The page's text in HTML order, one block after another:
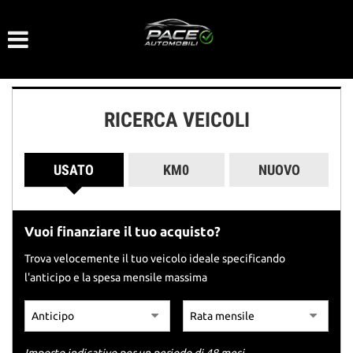
RICERCA VEICOLI
USATO KM0 NUOVO
Vuoi finanziare il tuo acquisto?
Trova velocemente il tuo veicolo ideale specificando
l'anticipo e la spesa mensile massima
tue
consenso
pannello
consente
le
preferenze
di
alle